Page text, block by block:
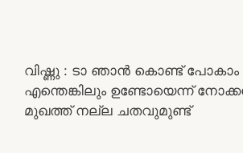
വിഷ്ണു : ടാ ഞാൻ കൊണ്ട്
എന്തെങ്കിലും ഉണ്ടോയെന്ന്
മുഖത്ത്‌ നല്ല ചതവുമുണ്ട്